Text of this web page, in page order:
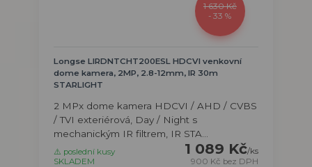
1 630 Kč
- 33 %
Longse LIRDNTCHT200ESL HDCVI venkovní
dome kamera, 2MP, 2.8-12mm, IR 30m
STARLIGHT
2 MPx dome kamera HDCVI / AHD / CVBS
/ TVI exteriérová, Day / Night s
mechanickým IR filtrem, IR STA...
1 089 Kč/ks
900 Kč bez DPH
⚠️ poslední kusy
SKLADEM